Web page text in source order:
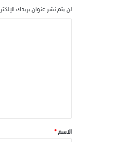
لن يتم نشر عنوان بريدك
*الاسم*